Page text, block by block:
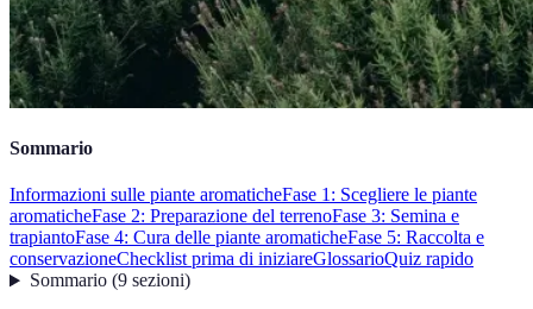
Sommario
Informazioni sulle piante aromaticheFase 1: Scegliere le piante
aromaticheFase 2: Preparazione del terrenoFase 3: Semina e
trapiantoFase 4: Cura delle piante aromaticheFase 5: Raccolta e
conservazioneChecklist prima di iniziareGlossarioQuiz rapido
Sommario(9 sezioni)